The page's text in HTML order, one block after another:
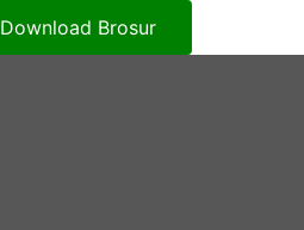
Download Brosur